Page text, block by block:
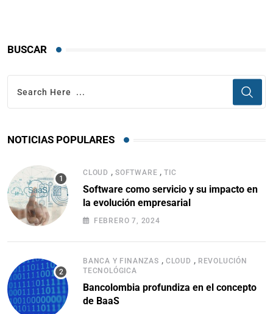
BUSCAR
NOTICIAS POPULARES
CLOUD , SOFTWARE ,TIC
Software como servicio y su impacto en
la evolución empresarial
FEBRERO 7, 2024
BANCA Y FINANZAS , CLOUD , REVOLUCIÓN
TECNOLÓGICA
Bancolombia profundiza en el concepto
de BaaS